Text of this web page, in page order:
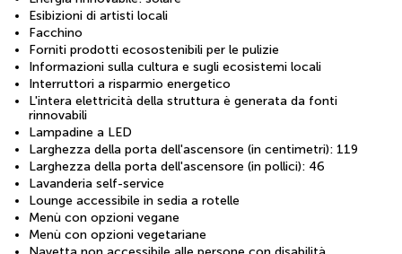
Esibizioni di artisti locali
Facchino
Forniti prodotti ecosostenibili per le pulizie
Informazioni sulla cultura e sugli ecosistemi locali
Interruttori a risparmio energetico
L'intera elettricità della struttura è generata da fonti
rinnovabili
Lampadine a LED
Larghezza della porta dell'ascensore (in centimetri): 119
Larghezza della porta dell'ascensore (in pollici): 46
Lavanderia self-service
Lounge accessibile in sedia a rotelle
Menù con opzioni vegane
Menù con opzioni vegetariane